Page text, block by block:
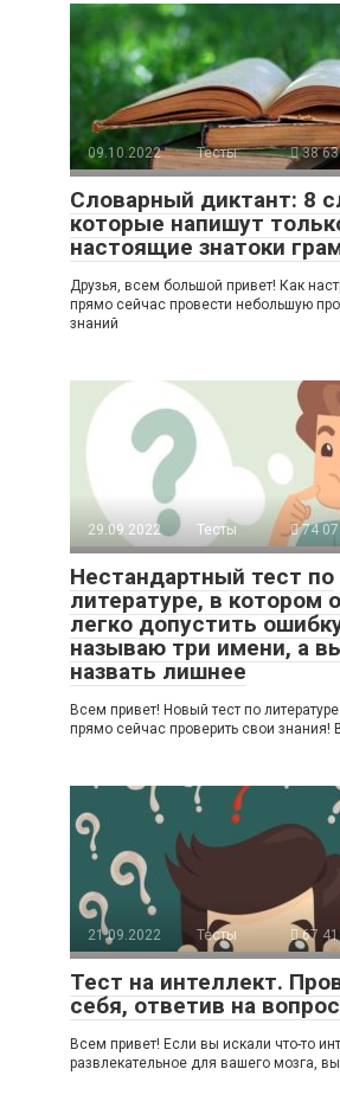
09.10.2022 Тесты 38
Словарный диктант: 8
которые напишут
настоящие знатоки
Друзья, всем большой привет! Как
прямо сейчас провести небольшую
знаний
29.09.2022 Тесты 74
Нестандартный тест по
литературе, в котором
легко допустить
называю три имени, а
назвать лишнее
Всем привет! Новый тест по
прямо сейчас проверить свои знания!
21.09.2022 Тесты 67
Тест на интеллект.
себя, ответив на
Всем привет! Если вы искали что-то
развлекательное для вашего мозга,